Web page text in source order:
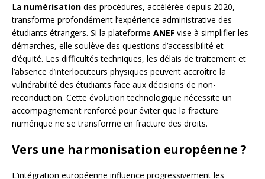
La numérisation des procédures, accélérée depuis 2020,
transforme profondément l’expérience administrative des
étudiants étrangers. Si la plateforme ANEF vise à simplifier les
démarches, elle soulève des questions d’accessibilité et
d’équité. Les difficultés techniques, les délais de traitement et
l’absence d’interlocuteurs physiques peuvent accroître la
vulnérabilité des étudiants face aux décisions de non-
reconduction. Cette évolution technologique nécessite un
accompagnement renforcé pour éviter que la fracture
numérique ne se transforme en fracture des droits.
Vers une harmonisation européenne ?
L’intégration européenne influence progressivement les